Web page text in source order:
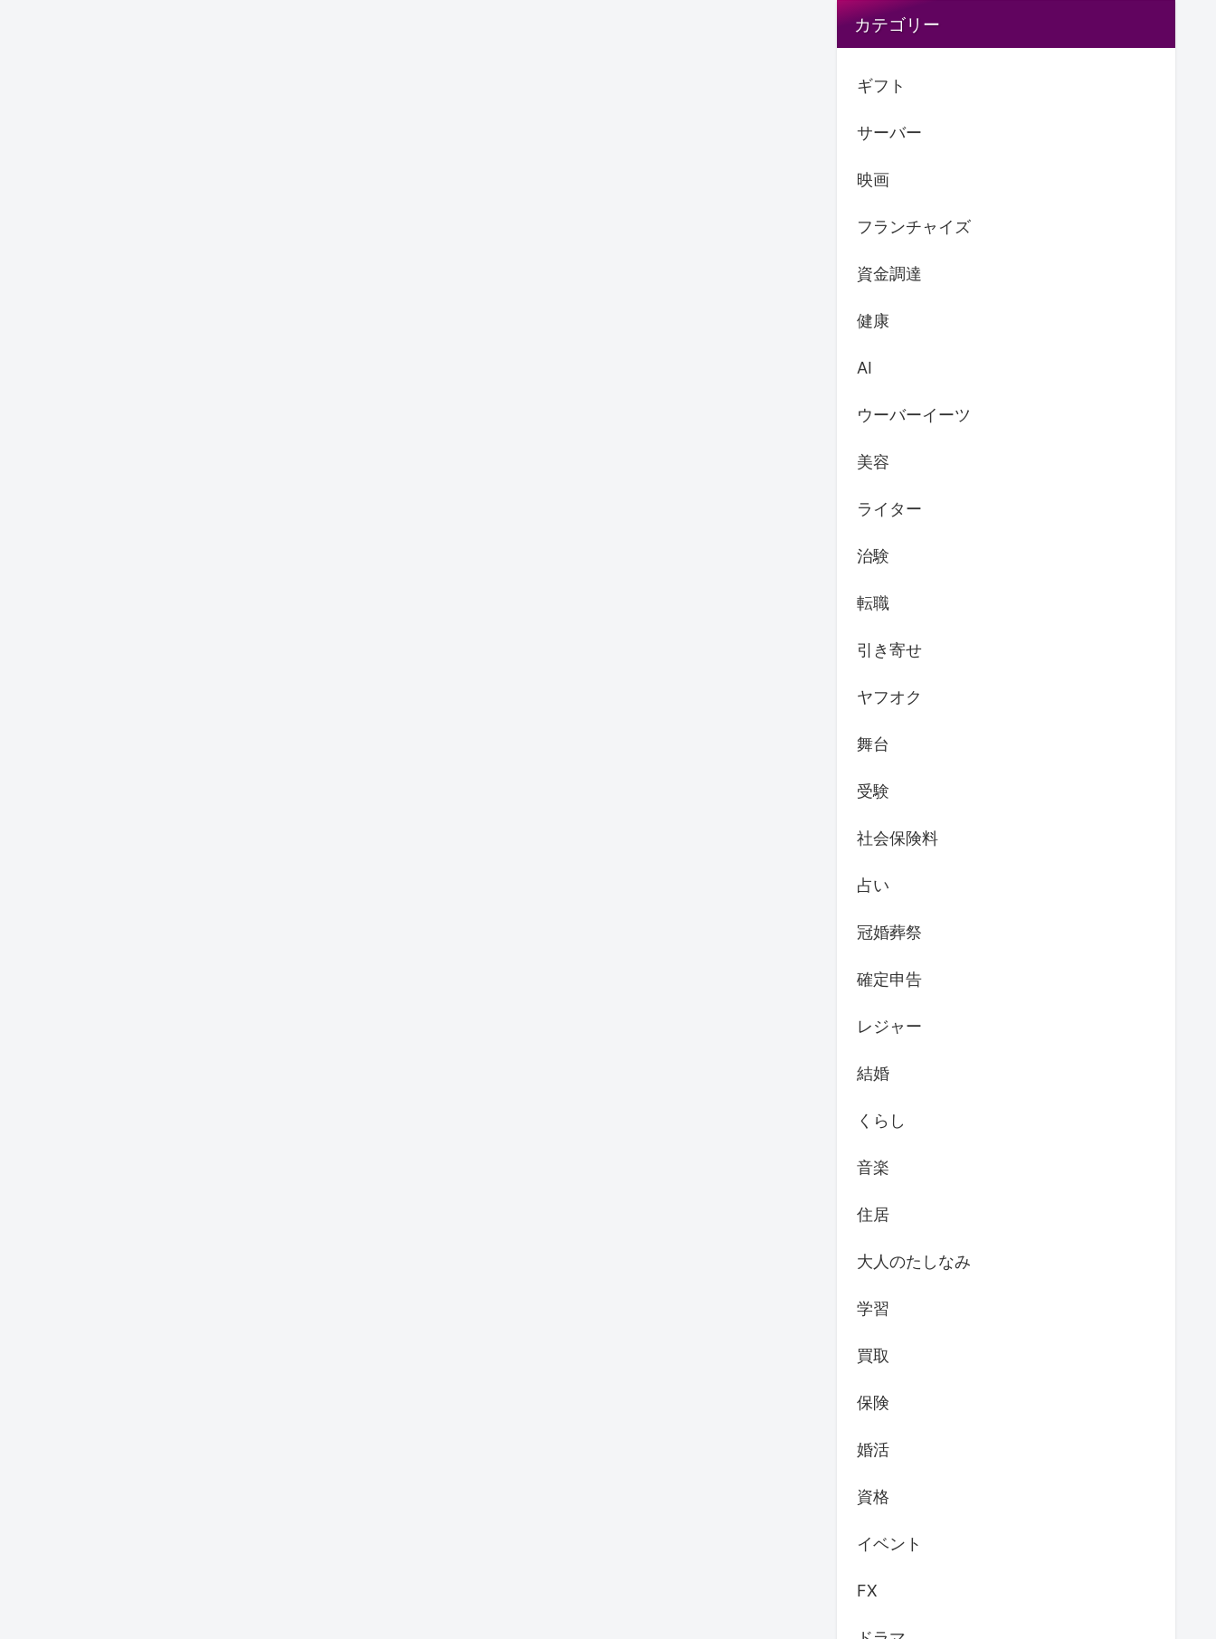
カテゴリー
ギフト
サーバー
映画
フランチャイズ
資金調達
健康
AI
ウーバーイーツ
美容
ライター
治験
転職
引き寄せ
ヤフオク
舞台
受験
社会保険料
占い
冠婚葬祭
確定申告
レジャー
結婚
くらし
音楽
住居
大人のたしなみ
学習
買取
保険
婚活
資格
イベント
FX